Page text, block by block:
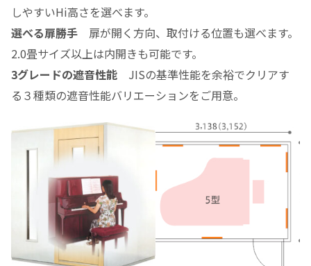
しやすいHi高さを選べます。
選べる扉勝手 扉が開く方向、取付ける位置も選べます。
2.0畳サイズ以上は内開きも可能です。
3グレードの遮音性能 JISの基準性能を余裕でクリアす
る３種類の遮音性能バリエーションをご用意。